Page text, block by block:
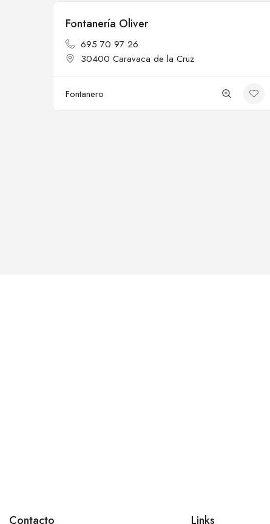
Cerrado
Fontanería Oliver
695 70 97 26
30400 Caravaca de la Cruz
Fontanero
Contacto Links